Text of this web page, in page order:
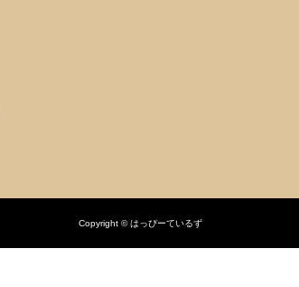
Copyright © はっぴーているず